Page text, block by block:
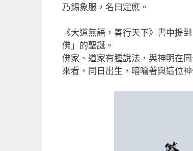
乃錫象服，名曰定應。
《大道無語，善行天下》書中提
佛」的聖誕。
佛家、道家有種說法，與神明在
來看，同日出生，暗喻著與這位